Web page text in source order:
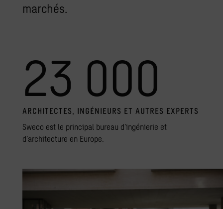
mar­chés.
23 000
ARCHI­TECTES, INGÉ­NIEURS ET AUTRES EXPERTS
Sweco est le principal bureau d’ingénierie et
d’architecture en Europe.